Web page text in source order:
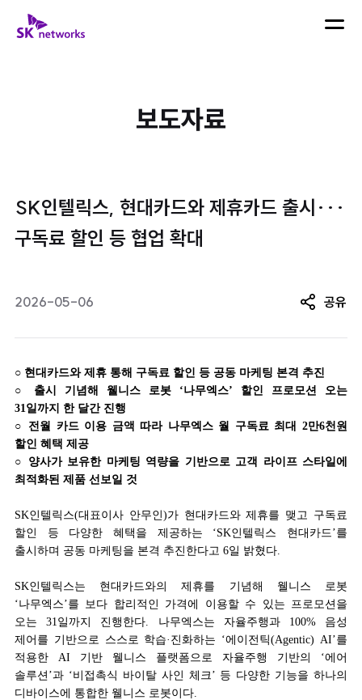
SK 네트웍스 로고 메뉴 열기
보도자료
SK인텔릭스, 현대카드와 제휴카드 출시···
구독료 할인 등 협업 확대
2026-05-06 공유
○ 현대카드와 제휴 통해 구독료 할인 등 공동 마케팅 본격 추진
○ 출시 기념해 웰니스 로봇 ‘나무엑스’ 할인 프로모션 오는
31일까지 한 달간 진행
○ 전월 카드 이용 금액 따라 나무엑스 월 구독료 최대 2만6천원
할인 혜택 제공
○ 양사가 보유한 마케팅 역량을 기반으로 고객 라이프 스타일에
최적화된 제품 선보일 것
SK인텔릭스(대표이사 안무인)가 현대카드와 제휴를 맺고 구독료
할인 등 다양한 혜택을 제공하는 ‘SK인텔릭스 현대카드’를
출시하며 공동 마케팅을 본격 추진한다고 6일 밝혔다.
SK인텔릭스는 현대카드와의 제휴를 기념해 웰니스 로봇
‘나무엑스’를 보다 합리적인 가격에 이용할 수 있는 프로모션을
오는 31일까지 진행한다. 나무엑스는 자율주행과 100% 음성
제어를 기반으로 스스로 학습·진화하는 ‘에이전틱(Agentic) AI’를
적용한 AI 기반 웰니스 플랫폼으로 자율주행 기반의 ‘에어
솔루션’과 ‘비접촉식 바이탈 사인 체크’ 등 다양한 기능을 하나의
디바이스에 통합한 웰니스 로봇이다.